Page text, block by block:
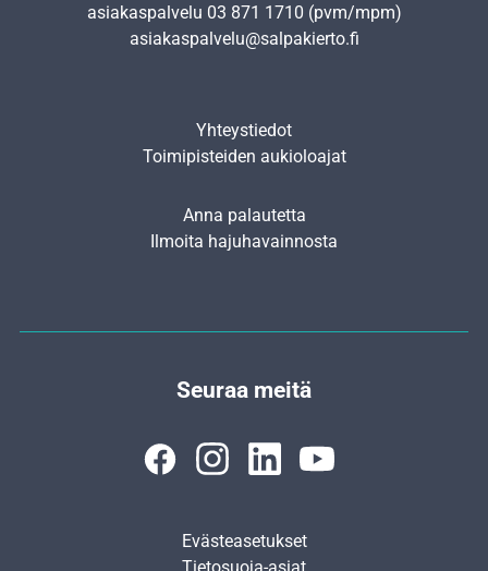
asiakaspalvelu 03 871 1710 (pvm/mpm)
asiakaspalvelu@salpakierto.fi
Yhteystiedot
Toimipisteiden aukioloajat
Anna palautetta
Ilmoita hajuhavainnosta
Seuraa meitä
Evästeasetukset